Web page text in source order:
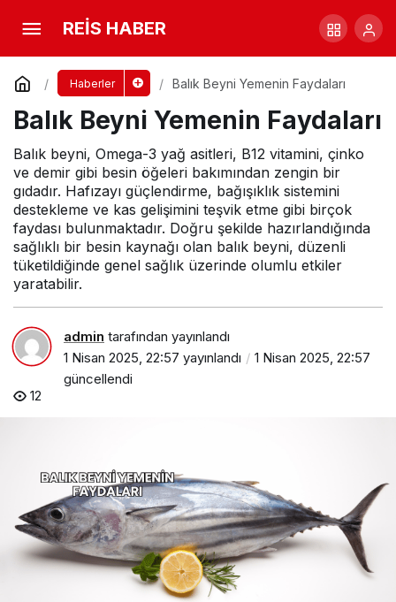
REİS HABER
Haberler Balık Beyni Yemenin Faydaları
Balık Beyni Yemenin Faydaları
Balık beyni, Omega-3 yağ asitleri, B12 vitamini, çinko
ve demir gibi besin öğeleri bakımından zengin bir
gıdadır. Hafızayı güçlendirme, bağışıklık sistemini
destekleme ve kas gelişimini teşvik etme gibi birçok
faydası bulunmaktadır. Doğru şekilde hazırlandığında
sağlıklı bir besin kaynağı olan balık beyni, düzenli
tüketildiğinde genel sağlık üzerinde olumlu etkiler
yaratabilir.
admin tarafından yayınlandı
1 Nisan 2025, 22:57 yayınlandı
1 Nisan 2025, 22:57
güncellendi
12
Balık Beyni Yemenin Faydaları
Yorum Yap